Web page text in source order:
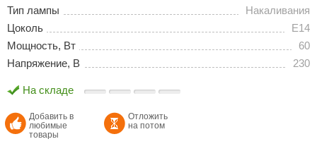
Тип лампы
Накаливания
Цоколь
E14
Мощность, Вт
60
Напряжение, В
230
На складе
Добавить в
любимые
товары
Отложить
на потом